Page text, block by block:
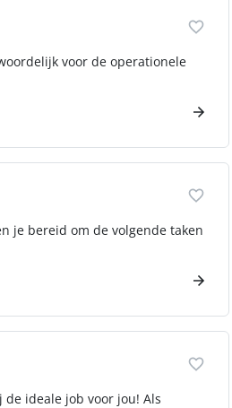
voor de operationele
je bereid om de volgende taken
ideale job voor jou! Als